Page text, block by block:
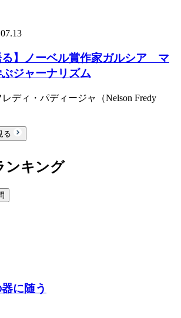
る】ノーベル賞作家ガルシア゠マ
ジャーナリズム
ディ・パディージャ（Nelson Fredy
る
ンキング
に随う